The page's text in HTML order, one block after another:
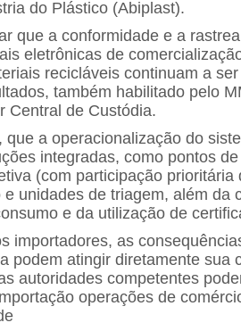
do Plástico (Abiplast).
que a conformidade e a
eletrônicas de
recicláveis continuam a
também habilitado pelo
Central de Custódia.
que a operacionalização do
integradas, como pontos
(com participação prioritária
unidades de triagem, além da
e da utilização de
importadores, as
podem atingir diretamente sua
autoridades competentes
operações de